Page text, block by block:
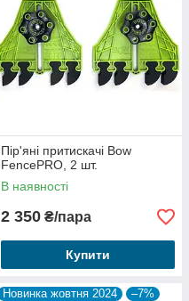
Пір'яні притискачі Bow
FencePRO, 2 шт.
В наявності
2 350 ₴/пара
Купити
Новинка жовтня 2024 –7%